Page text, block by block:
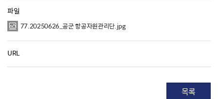
파일
77.20250626_공군 항공자원관리단.jpg
URL
목록